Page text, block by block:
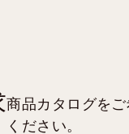
商品カタログを
ください。